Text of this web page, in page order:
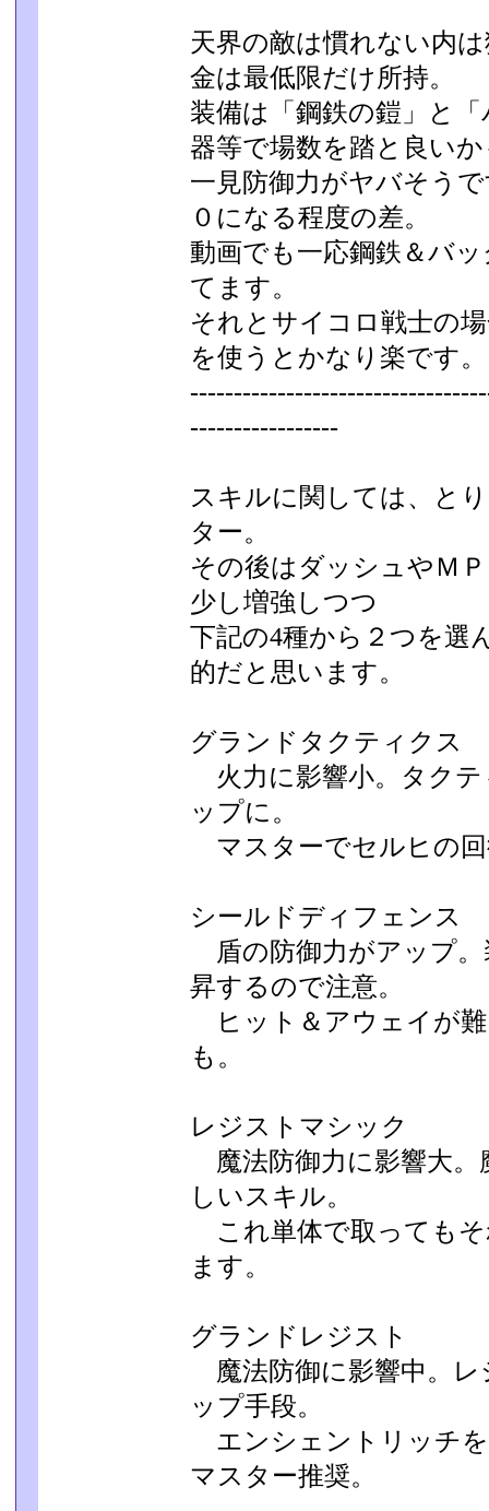
天界の敵は慣れない内
金は最低限だけ所持。
装備は「鋼鉄の鎧」と
器等で場数を踏と良い
一見防御力がヤバそう
０になる程度の差。
動画でも一応鋼鉄＆バ
てます。
それとサイコロ戦士の
を使うとかなり楽です。
---------­--------
スキルに関しては、と
ター。
その後はダッシュやＭ
少し増強しつつ
下記の4種から２つを選
的だと思います。
グランドタクティクス
火力に影響小。タクテ
ップに。
マスターでセルヒの回
シールドディフェンス
盾の防御力がアップ。
昇するので注意。
ヒット＆アウェイが
も。
レジストマシック
魔法防御力に影響大。
しいスキル。
これ単体で取っても
ます。
グランドレジスト
魔法防御に影響中。レ
ップ手段。
エンシェントリッチ
マスター推奨。